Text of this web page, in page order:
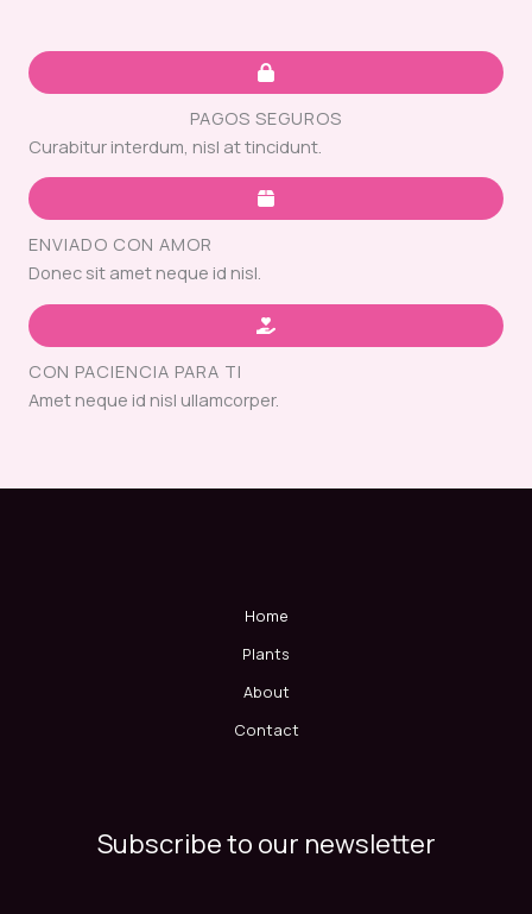
PAGOS SEGUROS
Curabitur interdum, nisl at tincidunt.
ENVIADO CON AMOR
Donec sit amet neque id nisl.
CON PACIENCIA PARA TI
Amet neque id nisl ullamcorper.
Home
Plants
About
Contact
Subscribe to our newsletter